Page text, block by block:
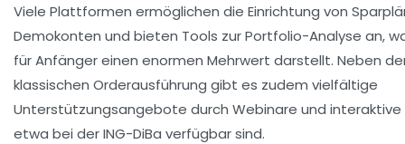
Viele Plattformen ermöglichen die Einrichtung von
Demokonten und bieten Tools zur Portfolio-Analyse an,
für Anfänger einen enormen Mehrwert darstellt. Neben
klassischen Orderausführung gibt es zudem vielfältige
Unterstützungsangebote durch Webinare und interaktive
etwa bei der ING-DiBa verfügbar sind.